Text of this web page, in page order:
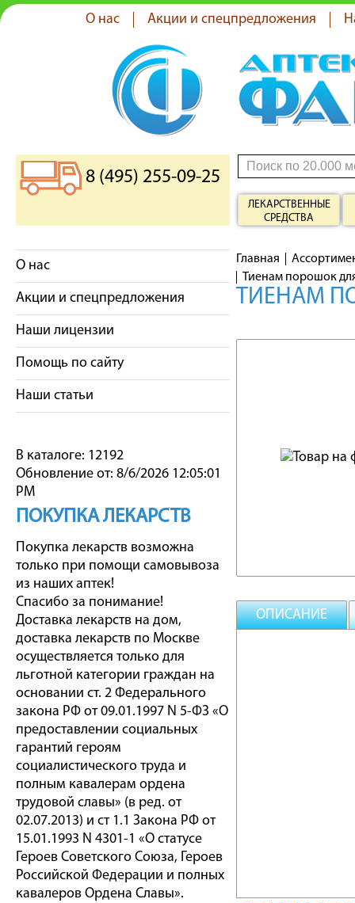
О нас Акции и спецпредложения
8 (495) 255-09-25
ЛЕКАРСТВЕННЫЕ
СРЕДСТВА
О нас
Акции и спецпредложения
Наши лицензии
Помощь по сайту
Наши статьи
В каталоге: 12192
Обновление от: 8/6/2026 12:05:01
PM
ПОКУПКА ЛЕКАРСТВ
Покупка лекарств возможна
только при помощи самовывоза
из наших аптек!
Спасибо за понимание!
Доставка лекарств на дом,
доставка лекарств по Москве
осуществляется только для
льготной категории граждан на
основании ст. 2 Федерального
закона РФ от 09.01.1997 N 5-ФЗ «О
предоставлении социальных
гарантий героям
социалистического труда и
полным кавалерам ордена
трудовой славы» (в ред. от
02.07.2013) и ст 1.1 Закона РФ от
15.01.1993 N 4301-1 «О статусе
Героев Советского Союза, Героев
Российской Федерации и полных
кавалеров Ордена Славы».
Главная
Тиенам порошок
ТИЕНАМ
ОПИСАНИЕ